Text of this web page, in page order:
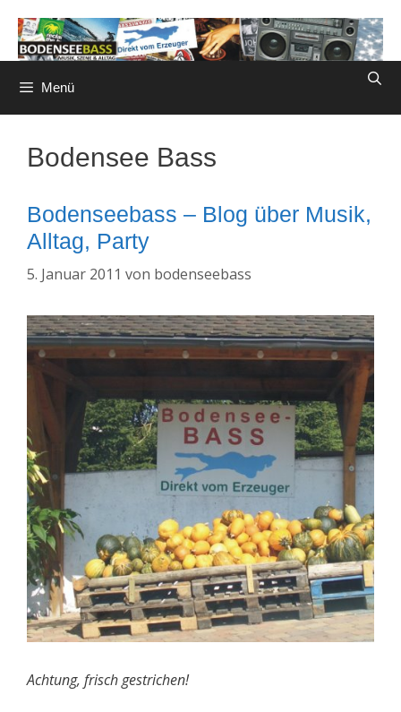
Inhalt
springen
Menü
Bodensee Bass
Bodenseebass – Blog über Musik,
Alltag, Party
5. Januar 2011 von bodenseebass
Achtung, frisch gestrichen!